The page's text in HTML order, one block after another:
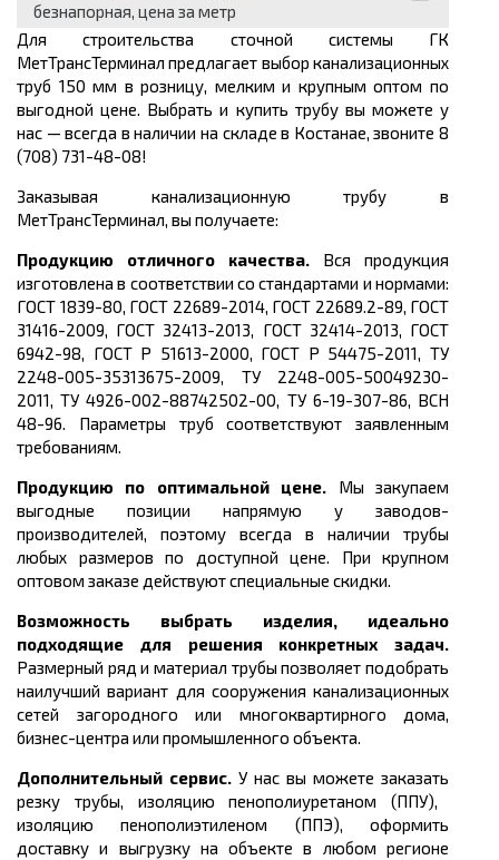
безнапорная, цена за метр
Для строительства сточной системы ГК
МетТрансТерминал предлагает выбор канализационных
труб 150 мм в розницу, мелким и крупным оптом по
выгодной цене. Выбрать и купить трубу вы можете у
нас — всегда в наличии на складе в Костанае, звоните 8
(708) 731-48-08!
Заказывая канализационную трубу в
МетТрансТерминал, вы получаете:
Продукцию отличного качества. Вся продукция
изготовлена в соответствии со стандартами и нормами:
ГОСТ 1839-80, ГОСТ 22689-2014, ГОСТ 22689.2-89, ГОСТ
31416-2009, ГОСТ 32413-2013, ГОСТ 32414-2013, ГОСТ
6942-98, ГОСТ Р 51613-2000, ГОСТ Р 54475-2011, ТУ
2248-005-35313675-2009, ТУ 2248-005-50049230-
2011, ТУ 4926-002-88742502-00, ТУ 6-19-307-86, ВСН
48-96. Параметры труб соответствуют заявленным
требованиям.
Продукцию по оптимальной цене. Мы закупаем
выгодные позиции напрямую у заводов-
производителей, поэтому всегда в наличии трубы
любых размеров по доступной цене. При крупном
оптовом заказе действуют специальные скидки.
Возможность выбрать изделия, идеально
подходящие для решения конкретных задач.
Размерный ряд и материал трубы позволяет подобрать
наилучший вариант для сооружения канализационных
сетей загородного или многоквартирного дома,
бизнес-центра или промышленного объекта.
Дополнительный сервис. У нас вы можете заказать
резку трубы, изоляцию пенополиуретаном (ППУ),
изоляцию пенополиэтиленом (ППЭ), оформить
доставку и выгрузку на объекте в любом регионе